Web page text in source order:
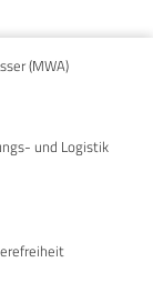
(MWA)
und Logistik